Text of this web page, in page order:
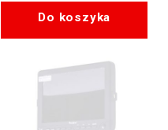
wynosiła:
42,00 zł.
wynosi:
Do koszyka